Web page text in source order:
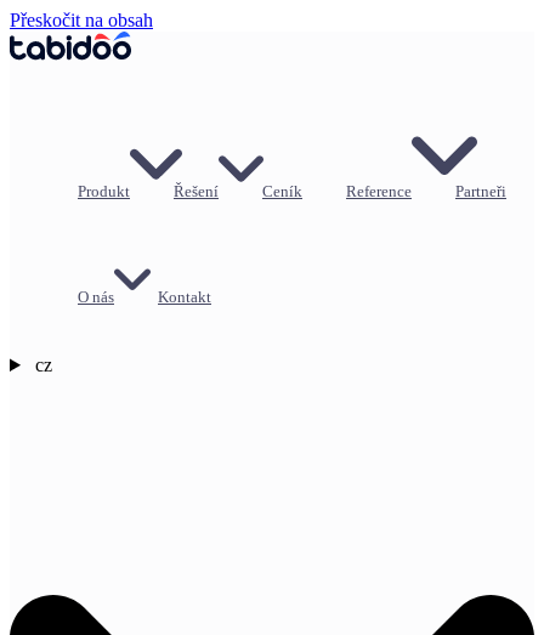
Přeskočit na obsah
Produkt Řešení Ceník Reference Partneři
O nás Kontakt
cz